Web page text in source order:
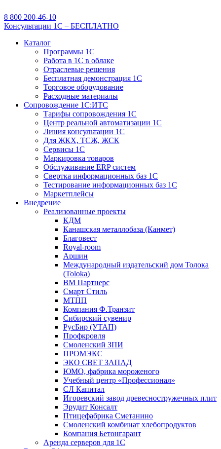
8 800 200-46-10
Консультации 1С – БЕСПЛАТНО
Каталог
Программы 1С
Работа в 1С в облаке
Отраслевые решения
Бесплатная демонстрация 1С
Торговое оборудование
Расходные материалы
Сопровождение 1С:ИТС
Тарифы сопровождения 1С
Центр реальной автоматизации 1С
Линия консультации 1С
Для ЖКХ, ТСЖ, ЖСК
Сервисы 1С
Маркировка товаров
Обслуживание ERP систем
Свертка информационных баз 1С
Тестирование информационных баз 1С
Маркетплейсы
Внедрение
Реализованные проекты
КДМ
Канашская металлобаза (Канмет)
Благовест
Royal-room
Аршин
Международный издательский дом Толока
(Toloka)
ВМ Партнерс
Смарт Стиль
МТПП
Компания Ф.Транзит
Сибирский сувенир
РусБир (УТАП)
Профкровля
Смоленский ЗПИ
ПРОМЭКС
ЭКО СВЕТ ЗАПАД
ЮМО, фабрика мороженого
Учебный центр «Профессионал»
СЛ Капитал
Игоревский завод древесностружечных плит
Эрудит Консалт
Птицефабрика Сметанино
Смоленский комбинат хлебопродуктов
Компания Бетонгарант
Аренда серверов для 1С